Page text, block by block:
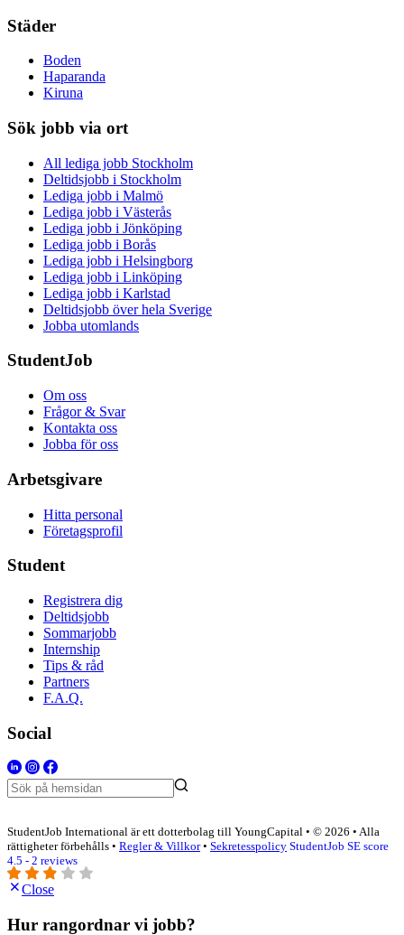
Städer
Boden
Haparanda
Kiruna
Sök jobb via ort
All lediga jobb Stockholm
Deltidsjobb i Stockholm
Lediga jobb i Malmö
Lediga jobb i Västerås
Lediga jobb i Jönköping
Lediga jobb i Borås
Lediga jobb i Helsingborg
Lediga jobb i Linköping
Lediga jobb i Karlstad
Deltidsjobb över hela Sverige
Jobba utomlands
StudentJob
Om oss
Frågor & Svar
Kontakta oss
Jobba för oss
Arbetsgivare
Hitta personal
Företagsprofil
Student
Registrera dig
Deltidsjobb
Sommarjobb
Internship
Tips & råd
Partners
F.A.Q.
Social
StudentJob International är ett dotterbolag till YoungCapital • © 2026 • Alla
rättigheter förbehålls • Regler & Villkor• Sekretesspolicy StudentJob SE score
4.5 - 2 reviews
Close
Hur rangordnar vi jobb?